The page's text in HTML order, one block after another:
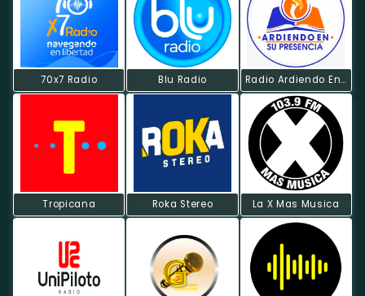
70x7 Radio Blu Radio Radio Ardiendo En Su Presencia
Tropicana Roka Stereo La X Mas Musica